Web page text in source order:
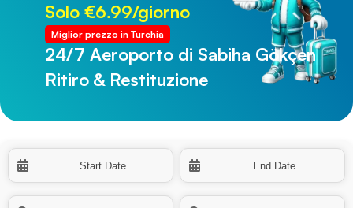
Solo €6.99/giorno
Miglior prezzo in Turchia
24/7 Aeroporto di Sabiha Gökçen
Ritiro & Restituzione
24/7 Aeroporto di Trabzon
Ritiro & Restituzione